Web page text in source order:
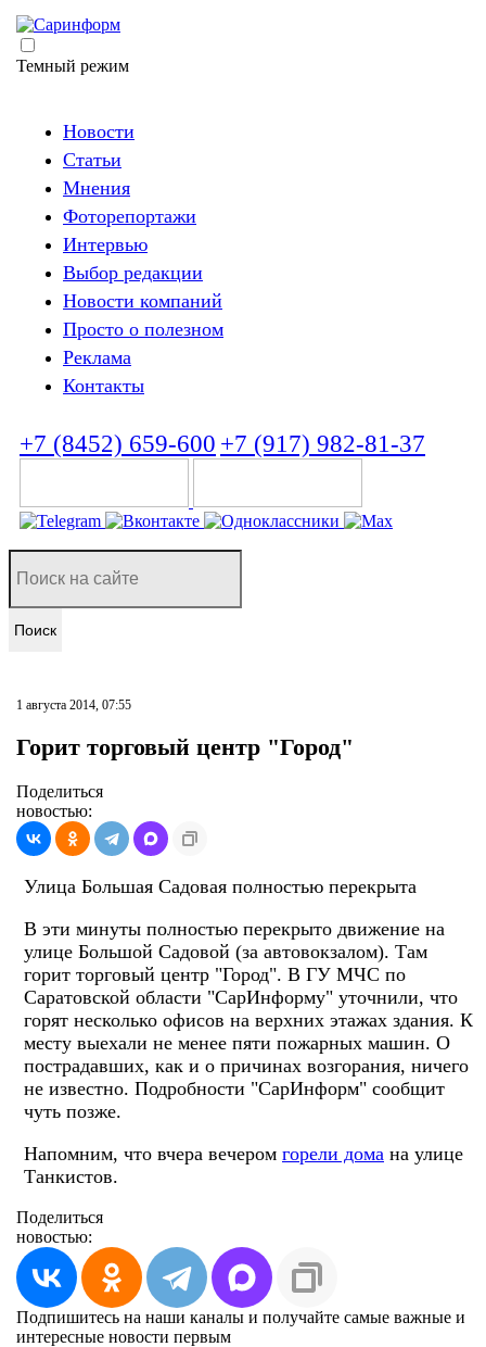
Темный режим
Новости
Статьи
Мнения
Фоторепортажи
Интервью
Выбор редакции
Новости компаний
Просто о полезном
Реклама
Контакты
+7 (8452) 659-600 +7 (917) 982-81-37
Поиск
1 августа 2014, 07:55
Горит торговый центр "Город"
Поделиться
новостью:
Улица Большая Садовая полностью перекрыта
В эти минуты полностью перекрыто движение на
улице Большой Садовой (за автовокзалом). Там
горит торговый центр "Город". В ГУ МЧС по
Саратовской области "СарИнформу" уточнили, что
горят несколько офисов на верхних этажах здания. К
месту выехали не менее пяти пожарных машин. О
пострадавших, как и о причинах возгорания, ничего
не известно. Подробности "СарИнформ" сообщит
чуть позже.
Напомним, что вчера вечером горели дома на улице
Танкистов.
Поделиться
новостью:
Подпишитесь на наши каналы и получайте самые важные и
интересные новости первым